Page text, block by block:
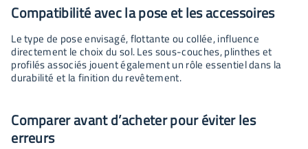
Compatibilité avec la pose et les accessoires
Le type de pose envisagé, flottante ou collée, influence
directement le choix du sol. Les sous-couches, plinthes et
profilés associés jouent également un rôle essentiel dans la
durabilité et la finition du revêtement.
Comparer avant d’acheter pour éviter les
erreurs